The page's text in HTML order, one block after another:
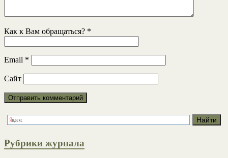
Как к Вам обращаться? *
Email *
Сайт
Рубрики журнала